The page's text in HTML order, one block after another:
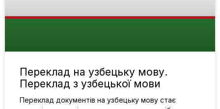
Переклад на узбецьку мову.
Переклад з узбецької мови
Переклад документів на узбецьку мову стає